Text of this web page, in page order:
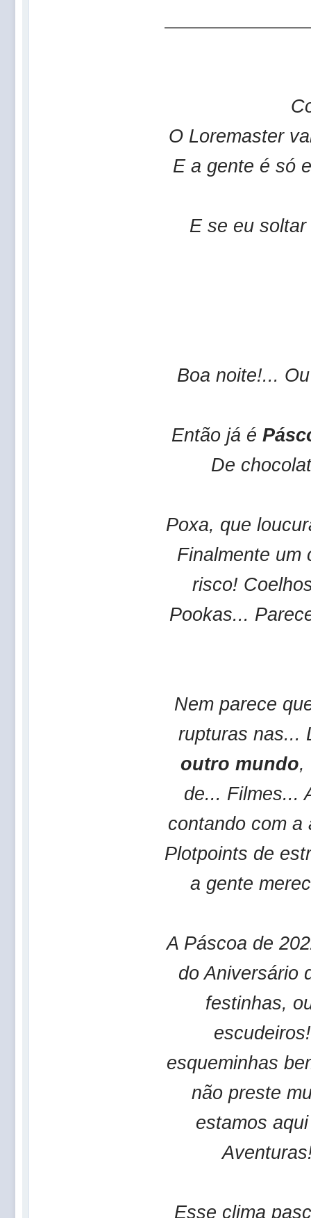
O Loremaster
E a gente é só
E se eu
Boa noite!...
Então já é
De
Poxa, que
Finalmente um
risco!
Pookas...
Nem parece
rupturas nas...
outro mundo,
de... Filmes...
contando com a
Plotpoints de
a gente
A Páscoa de
do Aniversário
festinhas,
esqueminhas
não preste
estamos
Esse clima